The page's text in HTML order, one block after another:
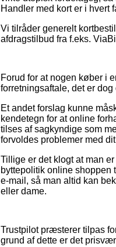
Handler med kort er i hvert
Vi tilråder generelt
afdragstilbud fra f.eks.
Forud for at nogen køber i
forretningsaftale, det er
Et andet forslag kunne
kendetegn for at online
tilses af sagkyndige som
forvoldes problemer med
Tillige er det klogt at man
byttepolitik online shoppen
e-mail, så man altid kan
eller dame.
Trustpilot præsterer tilpas
grund af dette er det